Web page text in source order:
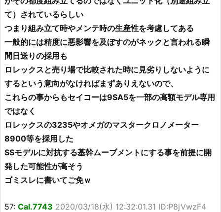
て）されているらしい
つまり組み立て時やメンテ時の生産性を考慮してある
一般的には精度に悪影響を及ぼすのがネックと言われる瞬
間日送りの採用も
ロレックスと売り場で比較された時に見劣りしないように
するという意向がなければまずありえないので、
これらの事からもセイコーは9SA5を一部の高額モデル専用
ではなく
ロレックスの3235やオメガのマスタークロノメーター
8900等を採用した
SSモデルに対抗する基幹ムーブメントにする事を前提に開
発した可能性が高そう
ゴミスレに書いてご免ｗ
57: Cal.7743 2020/03/18(水) 12:32:01.31 ID:P8jVwzF4